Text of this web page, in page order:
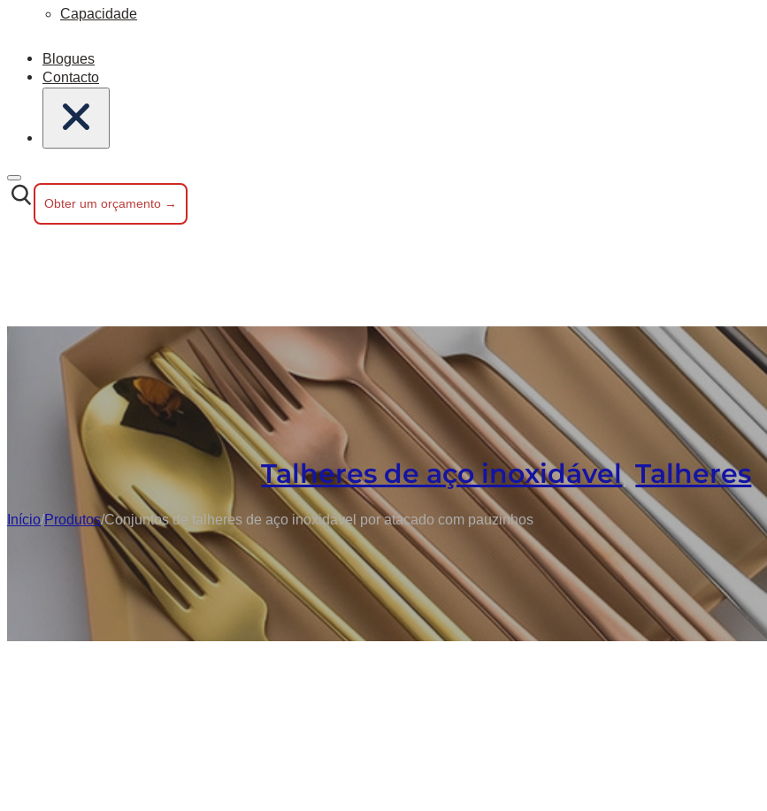
Capacidade
Blogues
Contacto
Obter um orçamento →
Talheres de aço inoxidável,Talheres
Início/Produtos/Conjuntos de talheres de aço inoxidável por atacado com pauzinhos